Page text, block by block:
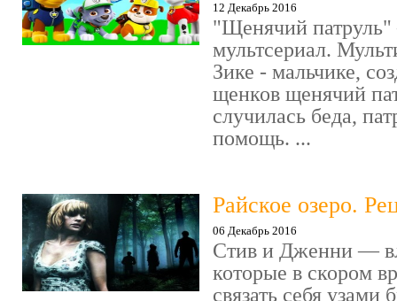
12 Декабрь 2016
"Щенячий патруль"
мультсериал.
Зике - мальчике,
щенков щенячий
случилась беда,
помощь. ...
Райское озеро.
06 Декабрь 2016
Стив и Дженни —
которые в скором
связать себя узами